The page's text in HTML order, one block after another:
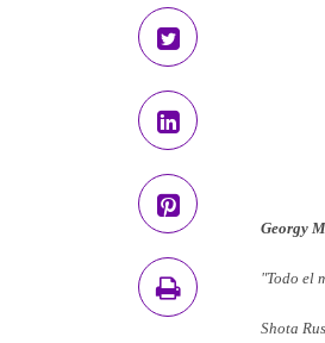
Georgy
"Todo el
Shota